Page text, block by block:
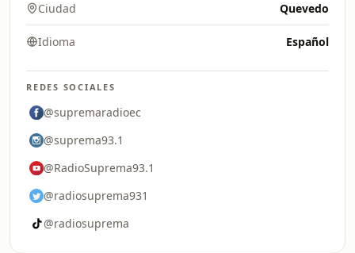
Ciudad Quevedo
Idioma Español
REDES SOCIALES
@supremaradioec
@suprema93.1
@RadioSuprema93.1
@radiosuprema931
@radiosuprema